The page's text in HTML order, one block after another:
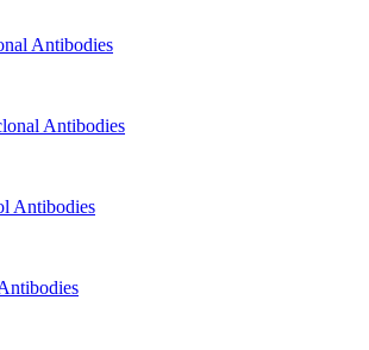
Antibodies
Antibodies
Antibodies